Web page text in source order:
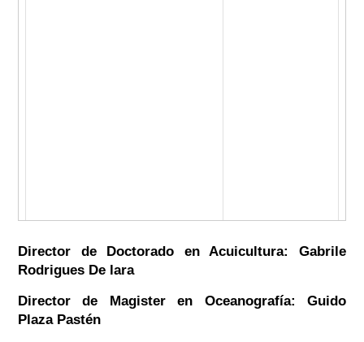
Director de Doctorado en Acuicultura: Gabrile
Rodrigues De lara
Director de Magister en Oceanografía: Guido
Plaza Pastén